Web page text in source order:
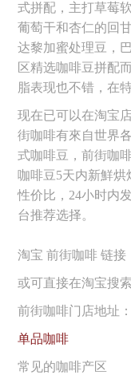
式拼配，主打草莓
葡萄干和杏仁的回
达黎加蜜处理豆，
区精选咖啡豆拼配
脂表现也不错，在
现在已可以在淘宝
街咖啡有來自世界
式咖啡豆，前街咖
咖啡豆5天内新鮮
性价比，24小时内
台推荐选择。
淘宝 前街咖啡 链接
或可直接在淘宝搜
前街咖啡门店地址
单品咖啡
常见的咖啡产区